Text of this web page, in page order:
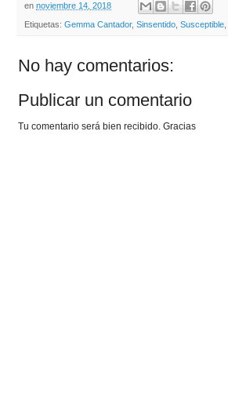
en noviembre 14, 2018
Etiquetas: Gemma Cantador, Sinsentido, Susceptible,
No hay comentarios:
Publicar un comentario
Tu comentario será bien recibido. Gracias